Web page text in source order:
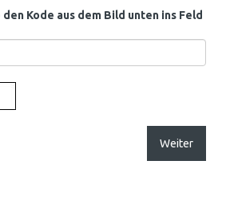
Kode aus dem Bild unten ins Feld
Weiter